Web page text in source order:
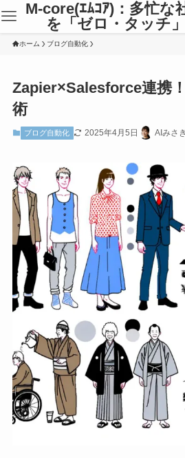
M-core(ｴﾑｺｱ)：多忙な
を「ゼロ・タッチ
ホーム ブログ自動化
Zapier×Salesforce連携
術
ブログ自動化 2025年4月5日 AIみさき